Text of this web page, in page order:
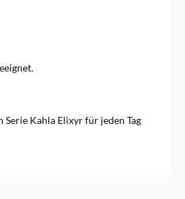
Kahla Elixyr für jeden Tag